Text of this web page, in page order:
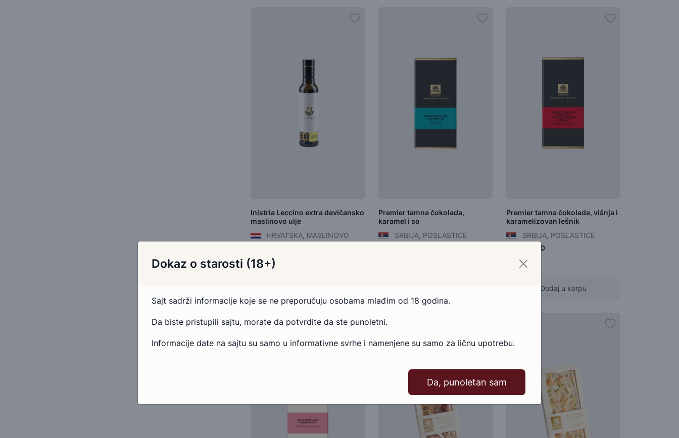
Inistria Leccino extra devičansko
maslinovo ulje
HRVATSKA, MASLINOVO
2.508,00 RSD
Premier tamna čokolada,
karamel i so
SRBIJA, POSLASTICE
Premier tamna čokolada, višnja i
karamelizovan lešnik
SRBIJA, POSLASTICE
641,00 RSD
Dodaj u korpu
Dokaz o starosti (18+)
Sajt sadrži informacije koje se ne preporučuju osobama mlađim od 18 godina.
Da biste pristupili sajtu, morate da potvrdite da ste punoletni.
Informacije date na sajtu su samo u informativne svrhe i namenjene su samo za ličnu upotrebu.
Da, punoletan sam